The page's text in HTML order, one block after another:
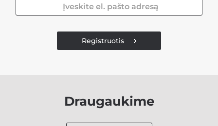
Registruotis
Draugaukime